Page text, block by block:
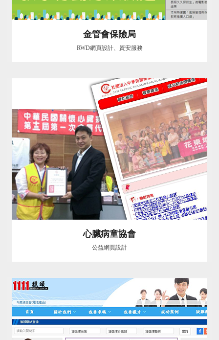
金管會保險局
RWD網頁設計、資安服務
心臟病童協會
公益網頁設計